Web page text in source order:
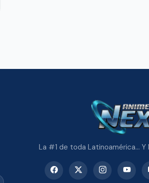
La #1 de toda Latinoamérica... Y